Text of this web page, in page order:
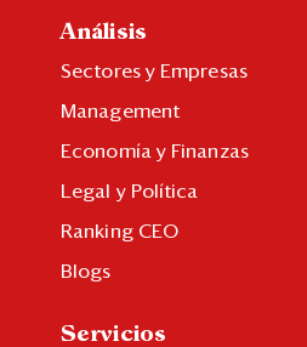
Análisis
Sectores y Empresas
Management
Economía y Finanzas
Legal y Política
Ranking CEO
Blogs
Servicios